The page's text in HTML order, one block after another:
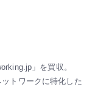
」を買収。
トワークに特化した